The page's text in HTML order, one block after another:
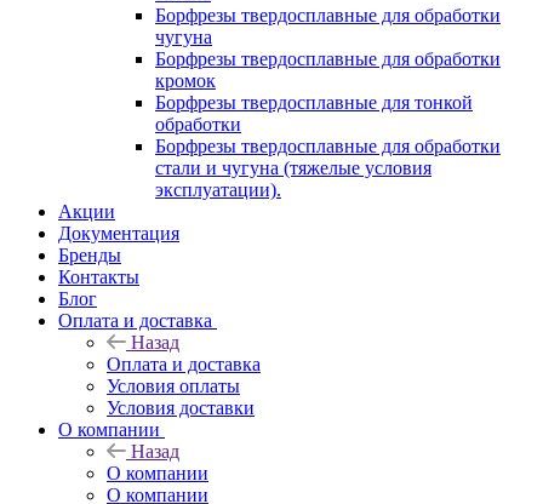
Борфрезы твердосплавные для обработки
чугуна
Борфрезы твердосплавные для обработки
кромок
Борфрезы твердосплавные для тонкой
обработки
Борфрезы твердосплавные для обработки
стали и чугуна (тяжелые условия
эксплуатации).
Акции
Документация
Бренды
Контакты
Блог
Оплата и доставка
Назад
Оплата и доставка
Условия оплаты
Условия доставки
О компании
Назад
О компании
О компании